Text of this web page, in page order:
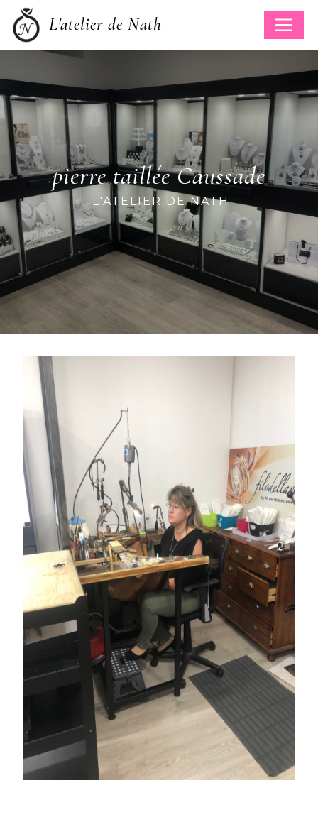
L'atelier de Nath
pierre taillée Caussade
L'ATELIER DE NATH
Panneau de gestion des cookies